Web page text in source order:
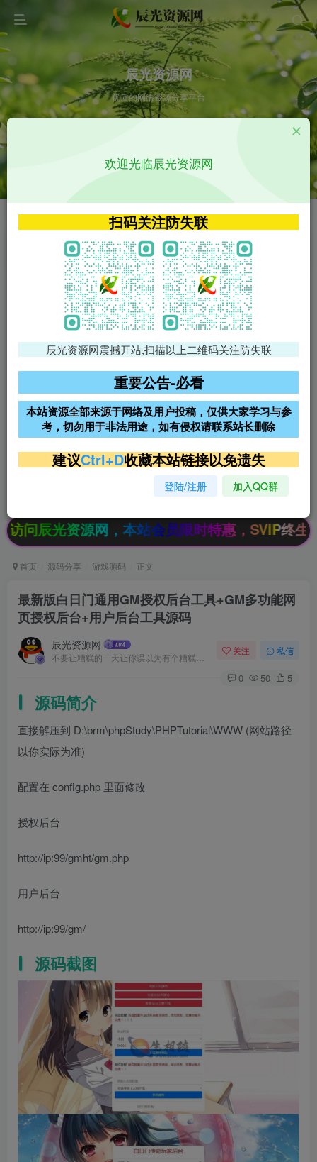
辰光资源网
优质的网络资源分享平台
VIP特权介绍 APP源码
VIP特权介绍
火
VIP特权介绍
影视源码
影视源码
免费领支付宝红包
腾讯轻量4核4G3M服务器38元/
阿里云2核2G200M服务器68元/
年
雨云高防免备案服务器
超低价文字广告位招租 超低价文字广告位招租
超低价文字广告位招租
光资源网，本站会员限时特惠，SVIP终生会员只
首页 源码分享 游戏源码 正文
最新版白日门通用GM授权后台工具+GM多功能网
页授权后台+用户后台工具源码
辰光资源网 关注 私信
0 50 5
源码简介
直接解压到 D:\brm\phpStudy\PHPTutorial\WWW (网站路径
以你实际为准)
配置在 config.php 里面修改
授权后台
http://ip:99/gmht/gm.php
用户后台
http://ip:99/gm/
源码截图
欢迎光临辰光资源网
扫码关注防失联
辰光资源网震撼开站,扫描以上二维码关注防失联
重要公告-必看
本站资源全部来源于网络及用户投稿，仅供大家学习与参
考，切勿用于非法用途，如有侵权请联系站长删除
建议Ctrl+D收藏本站链接以免遗失
登陆/注册 加入QQ群